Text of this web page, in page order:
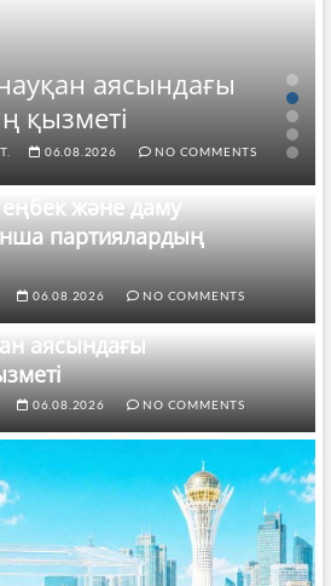
аясындағы
қызметі
06.08.2026 NO COMMENTS
еңбек және даму
партиялардың
06.08.2026 NO COMMENTS
аясындағы
06.08.2026 NO COMMENTS